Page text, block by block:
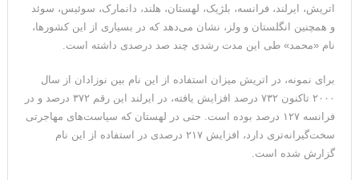
ترامپ: این آخرین فرصت برای حکومت ایران است، امیدوارم سر عقل
بیایند
حمله احتمالی آمریکا چه شکلی خواهد بود؟ آماده‌باش کامل در
شمال غرب ایران
ترامپ: رهبری حکومت ایران فریبکار و دورویی عجیبی از خود نشان
می‌دهد
اتریش، ایرلند، فرانسه، بلژیک، لهستان، هلند، دانمارک، سوئیس، سوئد
و همچنین انگلستان و ولز، نشان می‌دهد که در بسیاری از این کشورها،
نام «محمد» طی این مدت رشدی چند صد درصدی داشته است.
برای نمونه، در اتریش میزان استفاده از این نام بین نوزادان از سال
۲۰۰۰ تاکنون ۷۳۲ درصد افزایش یافته، در ایرلند این رقم ۳۷۲ درصد و در
فرانسه ۱۲۷ درصد بوده است. حتی در لهستان که سیاست‌های مهاجرتی
سخت‌گیرانه‌تری دارد، افزایش ۲۱۷ درصدی در استفاده از این نام
گزارش شده است.